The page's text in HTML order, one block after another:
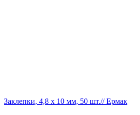
Заклепки, 4,8 х 10 мм, 50 шт.// Ермак